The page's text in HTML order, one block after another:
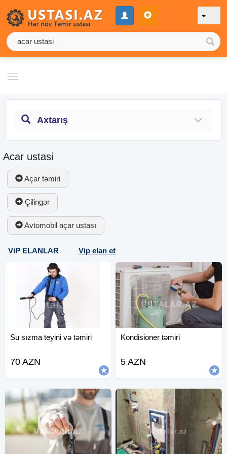
Axtarış
Acar ustasi
Açar təmiri
Çilingər
Avtomobil açar ustası
ViP ELANLAR Vip elan et
Su sızma teyini və təmiri
70 AZN
Kondisioner təmiri
5 AZN